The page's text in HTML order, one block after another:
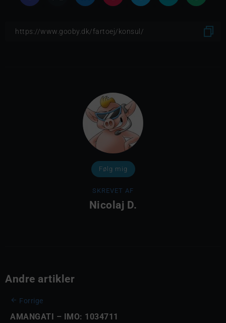
Følg mig
SKREVET AF
Nicolaj D.
Andre artikler
Forrige
AMANGATI – IMO: 1034711